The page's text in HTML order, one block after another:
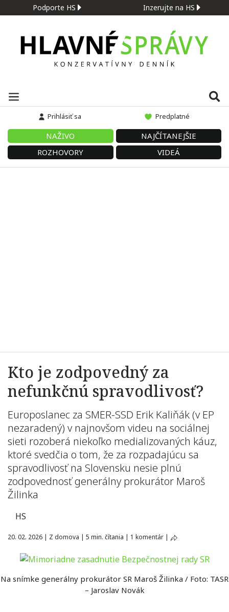
Podporte HS Inzerujte na HS
Prihlásiť sa Predplatné
NAŽIVO
NAJČÍTANEJŠIE
ROZHOVORY
VIDEÁ
Kto je zodpovedný za
nefunkčnú spravodlivosť?
Europoslanec za SMER-SSD Erik Kaliňák (v EP
nezaradený) v najnovšom videu na sociálnej
sieti rozoberá niekoľko medializovaných káuz,
ktoré svedčia o tom, že za rozpadajúcu sa
spravodlivosť na Slovensku nesie plnú
zodpovednosť generálny prokurátor Maroš
Žilinka
HS
20. 02. 2026 | Z domova | 5 min. čítania | 1 komentár |
Na snímke generálny prokurátor SR Maroš Žilinka / Foto: TASR
– Jaroslav Novák